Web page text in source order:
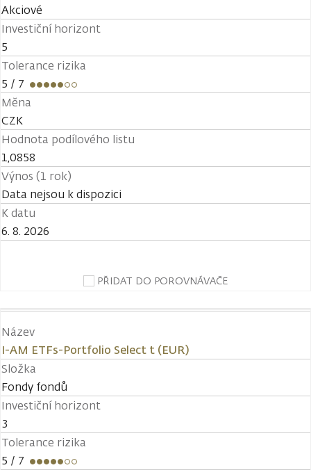
Akciové
Investiční horizont
5
Tolerance rizika
5 / 7
Měna
CZK
Hodnota podílového listu
1,0858
Výnos (1 rok)
Data nejsou k dispozici
K datu
6. 8. 2026
PŘIDAT DO POROVNÁVAČE
Název
I-AM ETFs-Portfolio Select t (EUR)
Složka
Fondy fondů
Investiční horizont
3
Tolerance rizika
5 / 7